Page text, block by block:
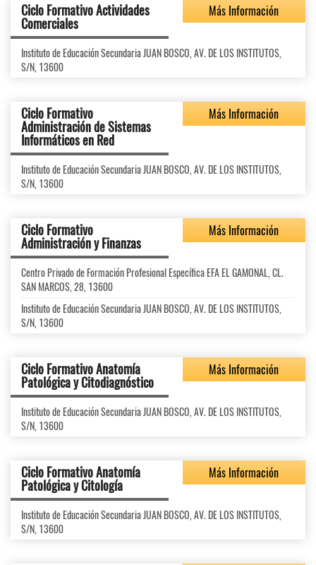
Ciclo Formativo Actividades
Comerciales
Más Información
Instituto de Educación Secundaria JUAN BOSCO, AV. DE LOS INSTITUTOS,
S/N, 13600
Ciclo Formativo
Administración de Sistemas
Informáticos en Red
Más Información
Instituto de Educación Secundaria JUAN BOSCO, AV. DE LOS INSTITUTOS,
S/N, 13600
Ciclo Formativo
Administración y Finanzas
Más Información
Centro Privado de Formación Profesional Específica EFA EL GAMONAL, CL.
SAN MARCOS, 28, 13600
Instituto de Educación Secundaria JUAN BOSCO, AV. DE LOS INSTITUTOS,
S/N, 13600
Ciclo Formativo Anatomía
Patológica y Citodiagnóstico
Más Información
Instituto de Educación Secundaria JUAN BOSCO, AV. DE LOS INSTITUTOS,
S/N, 13600
Ciclo Formativo Anatomía
Patológica y Citología
Más Información
Instituto de Educación Secundaria JUAN BOSCO, AV. DE LOS INSTITUTOS,
S/N, 13600